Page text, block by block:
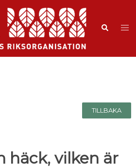
TILLBAKA
häck, vilken är